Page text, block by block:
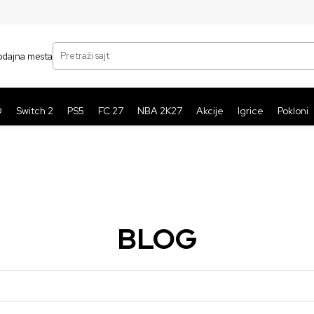
mesta
Pretraži sajt
Switch 2 PS5 FC 27 NBA 2K27 Akcije Igrice Pokloni
BLOG